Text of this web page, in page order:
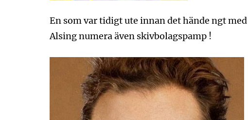
En som var tidigt ute innan det hände ngt
Alsing numera även skivbolagspamp !